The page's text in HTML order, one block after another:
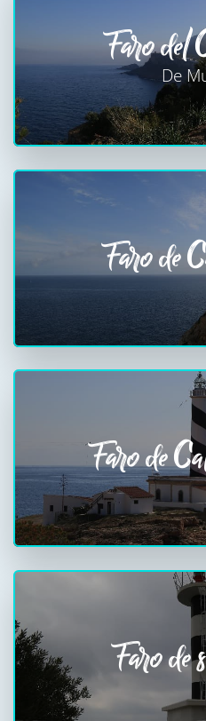
Faro del
De
Faro de
Faro de
Faro